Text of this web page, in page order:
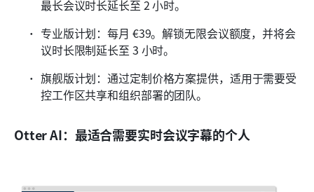
最长会议时长延长至 2 小时。
专业版计划：每月 €39。解锁无限会议额度，并将会
议时长限制延长至 3 小时。
旗舰版计划：通过定制价格方案提供，适用于需要受
控工作区共享和组织部署的团队。
Otter AI：最适合需要实时会议字幕的个人